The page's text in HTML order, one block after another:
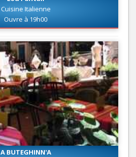
Cuisine Italienne
Ouvre à 19h00
A BUTEGHINN'A